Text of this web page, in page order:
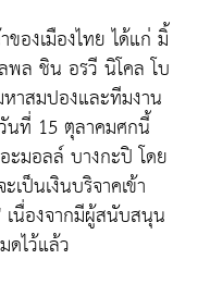
องเมืองไทย ได้แก่ มิ้
ล ชิน อรวี นิโคล โบ
าสมปองและทีมงาน
นที่ 15 ตุลาคมศกนี้
ะมอลล์ บางกะปิ โดย
ป็นเงินบริจาคเข้า
เนื่องจากมีผู้สนับสนุน
ดไว้แล้ว